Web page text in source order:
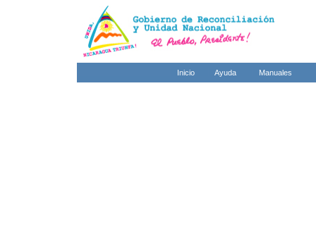
Inicio Ayuda Manuales